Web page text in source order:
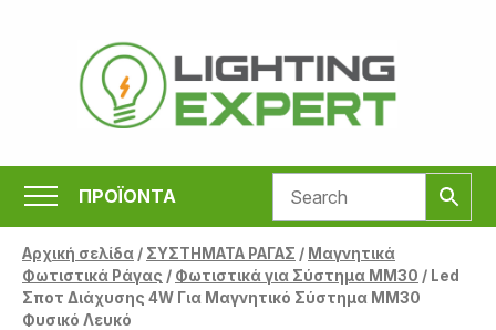
περιεχόμενο
ΠΡΟΪΟΝΤΑ
Αρχική σελίδα/ ΣΥΣΤΗΜΑΤΑ ΡΑΓΑΣ / Μαγνητικά
Φωτιστικά Ράγας / Φωτιστικά για Σύστημα MM30 / Led
Σποτ Διάχυσης 4W Για Μαγνητικό Σύστημα MM30
Φυσικό Λευκό